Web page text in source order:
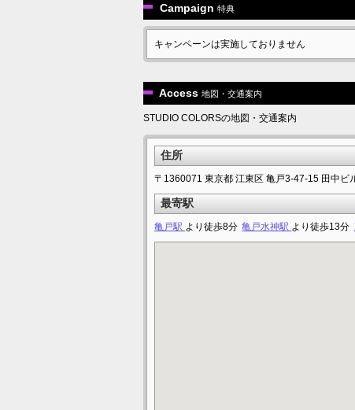
Campaign 特典
キャンペーンは実施しておりません
Access 地図・交通案内
STUDIO COLORSの地図・交通案内
住所
〒1360071 東京都 江東区 亀戸3-47-15 田中ビ
最寄駅
亀戸駅 より徒歩8分 亀戸水神駅 より徒歩13分